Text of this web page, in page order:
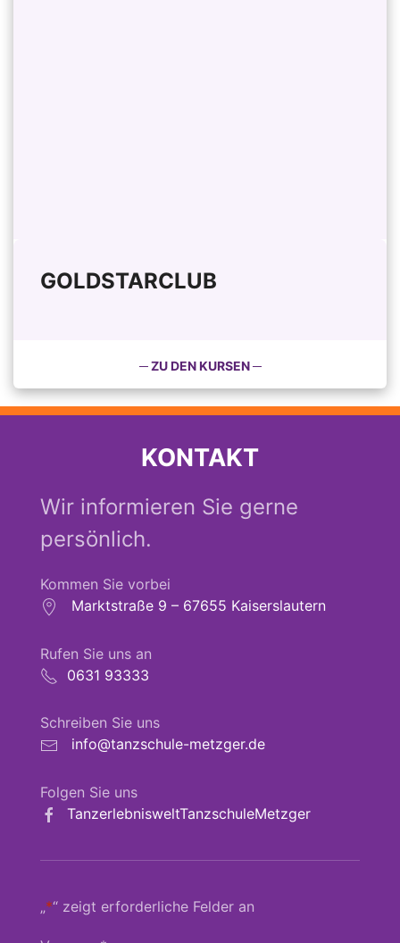
GOLDSTARCLUB
─ ZU DEN KURSEN ─
KONTAKT
Wir informieren Sie gerne
persönlich.
Kommen Sie vorbei
Marktstraße 9 – 67655 Kaiserslautern
Rufen Sie uns an
0631 93333
Schreiben Sie uns
info@tanzschule-metzger.de
Folgen Sie uns
TanzerlebnisweltTanzschuleMetzger
„*“ zeigt erforderliche Felder an